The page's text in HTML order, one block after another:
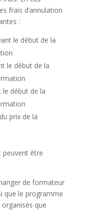
frais d’annulation
:
le début de la
le début de la
début de la
prix de la
peuvent être
de formateur
que le programme
que